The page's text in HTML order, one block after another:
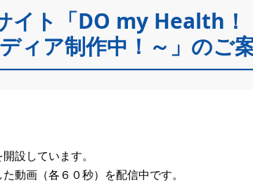
イト「DO my Health！
ィア制作中！～」のご
開設しています。
動画（各６０秒）を配信中です。